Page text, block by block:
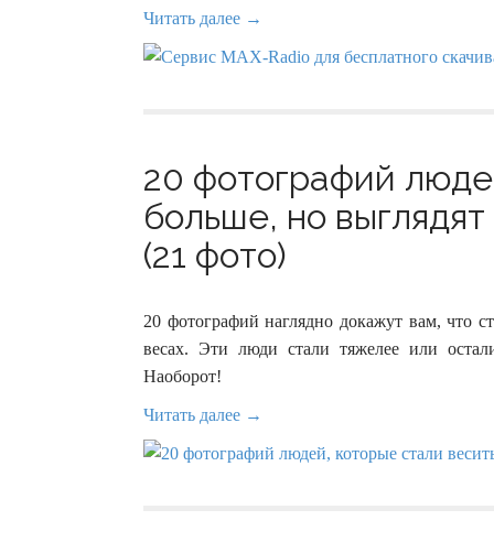
Читать далее →
20 фотографий
больше, но
(21 фото)
20 фотографий наглядно докажут вам, что
весах. Эти люди стали тяжелее или
Наоборот!
Читать далее →